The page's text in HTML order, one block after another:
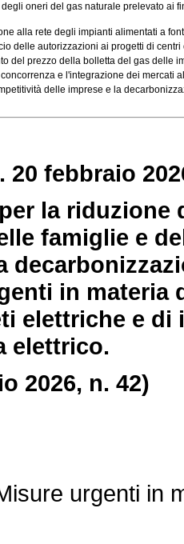
oneri del gas naturale prelevato ai
alla rete degli impianti alimentati a
delle autorizzazioni ai progetti di centri
del prezzo della bolletta del gas delle
e l'integrazione dei mercati
delle imprese e la
20 febbraio
la riduzione
famiglie e
in materia
elettriche e
elettrico.
2026, n. 42)
urgenti in